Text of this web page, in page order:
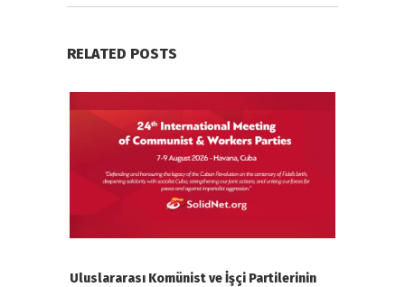
RELATED POSTS
Uluslararası Komünist ve İşçi Partilerinin